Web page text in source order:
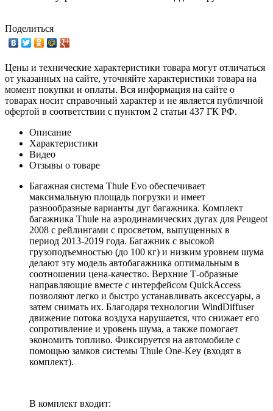
Поделиться
Цены и технические характеристики товара могут отличаться
от указанных на сайте, уточняйте характеристики товара на
момент покупки и оплаты. Вся информация на сайте о
товарах носит справочный характер и не является публичной
офертой в соответствии с пунктом 2 статьи 437 ГК РФ.
Описание
Характеристики
Видео
Отзывы о товаре
Багажная система Thule Evo обеспечивает
максимальную площадь погрузки и имеет
разнообразные варианты дуг багажника. Комплект
багажника Thule на аэродинамических дугах для Peugeot
2008 с рейлингами с просветом, выпущенных в
период 2013-2019 года. Багажник с высокой
грузоподъемностью (до 100 кг) и низким уровнем шума
делают эту модель автобагажника оптимальным в
соотношении цена-качество. Верхние Т-образные
направляющие вместе с интерфейсом QuickAccess
позволяют легко и быстро устанавливать аксессуары, а
затем снимать их. Благодаря технологии WindDiffuser
движение потока воздуха нарушается, что снижает его
сопротивление и уровень шума, а также помогает
экономить топливо. Фиксируется на автомобиле с
помощью замков системы Thule One-Key (входят в
комплект).
В комплект входит: